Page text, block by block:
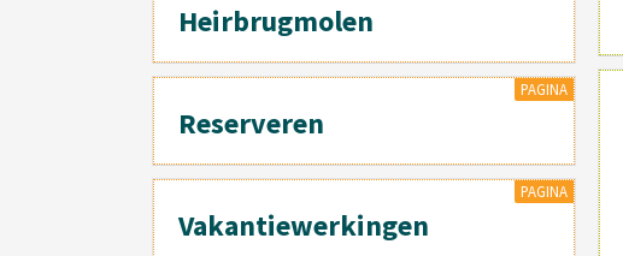
Heirbrugmolen
PAGINA
Reserveren
PAGINA
Vakantiewerkingen